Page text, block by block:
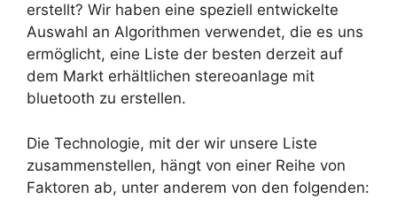
erstellt? Wir haben eine speziell entwickelte
Auswahl an Algorithmen verwendet, die es uns
ermöglicht, eine Liste der besten derzeit auf
dem Markt erhältlichen stereoanlage mit
bluetooth zu erstellen.
Die Technologie, mit der wir unsere Liste
zusammenstellen, hängt von einer Reihe von
Faktoren ab, unter anderem von den folgenden: